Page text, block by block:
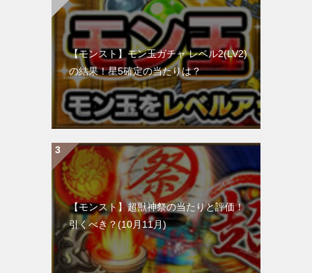
【モンスト】モン玉ガチャ レベル2(LV2)
の結果！星5確定の当たりは？
【モンスト】超獣神祭の当たりと評価！
引くべき？(10月11月)